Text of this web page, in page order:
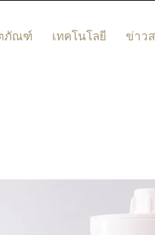
ภัณฑ์ เทคโนโลยี ข่าว